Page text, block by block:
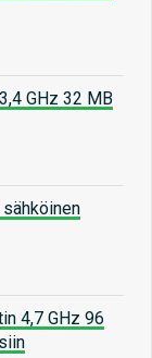
GHz 32 MB
4,7 GHz 96